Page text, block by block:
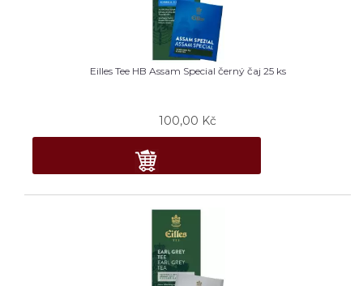
Eilles Tee HB Assam Special černý čaj 25 ks
100,00 Kč